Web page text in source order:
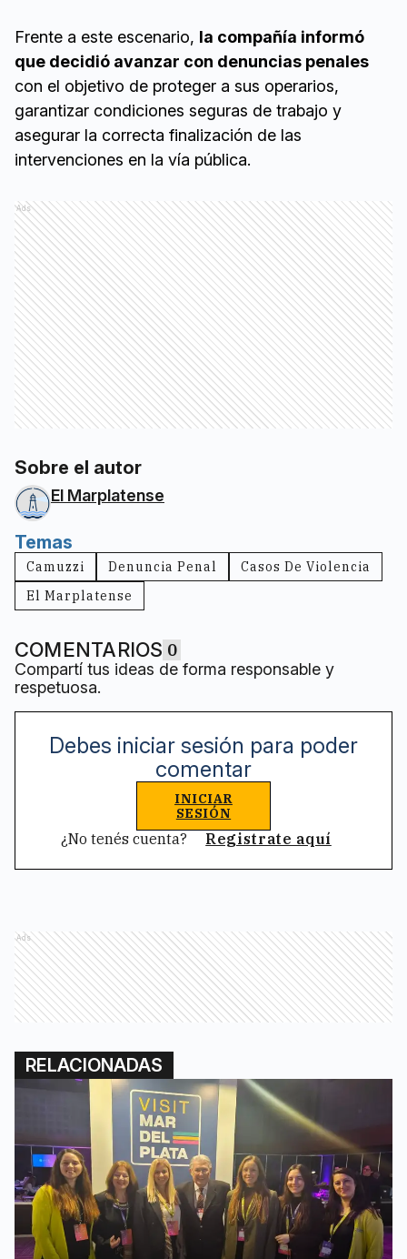
Frente a este escenario, la compañía informó
que decidió avanzar con denuncias penales
con el objetivo de proteger a sus operarios,
garantizar condiciones seguras de trabajo y
asegurar la correcta finalización de las
intervenciones en la vía pública.
Ads
Sobre el autor
El Marplatense
Temas
Camuzzi Denuncia Penal
Casos De Violencia
El Marplatense
COMENTARIOS 0
Compartí tus ideas de forma responsable y
respetuosa.
Debes iniciar sesión para poder
comentar
INICIAR
SESIÓN
¿No tenés cuenta? Registrate aquí
Ads
RELACIONADAS